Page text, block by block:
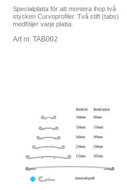
Specialplatta för att montera ihop två
stycken Curvoprofiler. Två stift (tabs)
medföljer varje platta.
Art nr. TAB002